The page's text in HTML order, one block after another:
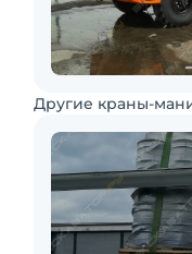
Другие краны-